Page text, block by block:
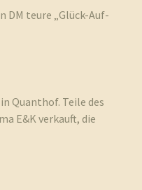
DM teure „Glück-Auf-
Quanthof. Teile des
E&K verkauft, die